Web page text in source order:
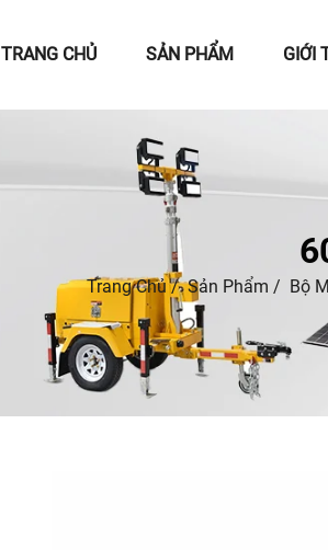
TRANG CHỦ SẢN PHẨM GIỚI
Trang Chủ/Sản Phẩm / Bộ